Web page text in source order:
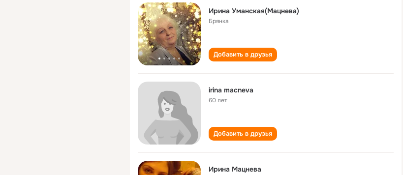
Ирина Уманская(Мацнева)
Брянка
Добавить в друзья
irina macneva
60 лет
Добавить в друзья
Ирина Мацнева